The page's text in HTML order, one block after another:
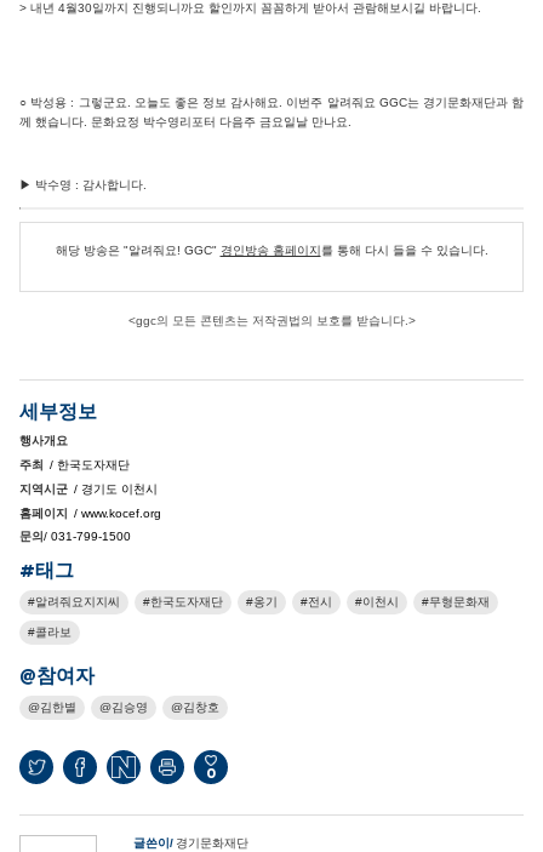
> 내년 4월30일까지 진행되니까요 할인까지 꼼꼼하게 받아서 관람해보시길 바랍니다.
○ 박성용 : 그렇군요. 오늘도 좋은 정보 감사해요. 이번주 알려줘요 GGC는 경기문화재단과 함
께 했습니다. 문화요정 박수영리포터 다음주 금요일날 만나요.
▶ 박수영 : 감사합니다.
해당 방송은 "알려줘요! GGC" 경인방송 홈페이지를 통해 다시 들을 수 있습니다.
<ggc의 모든 콘텐츠는 저작권법의 보호를 받습니다.>
세부정보
행사개요
주최
/ 한국도자재단
지역시군 / 경기도 이천시
홈페이지
/ www.kocef.org
문의/ 031-799-1500
#태그
알려줘요지지씨 한국도자재단 옹기 전시 이천시 무형문화재
콜라보
@참여자
김한별 김승영 김창호
0
글쓴이
경기문화재단